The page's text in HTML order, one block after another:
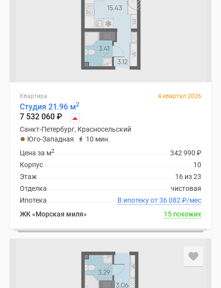
Квартира 4 квартал 2026
Студия 21.96 м2
7 532 060 ₽
Санкт-Петербург, Красносельский
Юго-Западная
10 мин.
342 990 ₽
Цена за м2
10
Корпус
16 из 23
Этаж
чистовая
Отделка
В ипотеку от 36 082 ₽/мес
Ипотека
ЖК «Морская миля»
15 похожих